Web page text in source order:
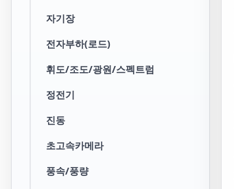
자기장
전자부하(로드)
휘도/조도/광원/스펙트럼
정전기
진동
초고속카메라
풍속/풍량